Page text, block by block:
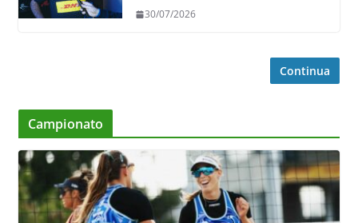
30/07/2026
Continua
Campionato